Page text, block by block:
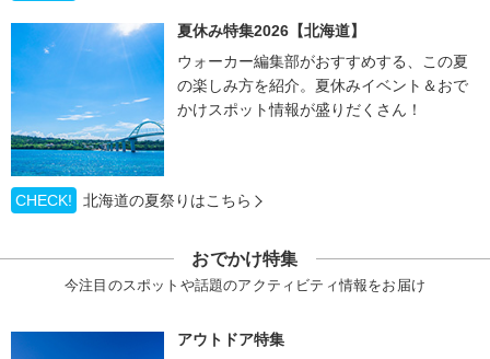
夏休み特集2026【北海道】
ウォーカー編集部がおすすめする、この夏
の楽しみ方を紹介。夏休みイベント＆おで
かけスポット情報が盛りだくさん！
CHECK! 北海道の夏祭りはこちら
おでかけ特集
今注目のスポットや話題のアクティビティ情報をお届け
アウトドア特集